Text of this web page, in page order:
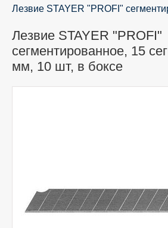
Лезвие STAYER "PROFI"
Лезвие STAYER "PROFI"
сегментированное, 15
мм, 10 шт, в боксе